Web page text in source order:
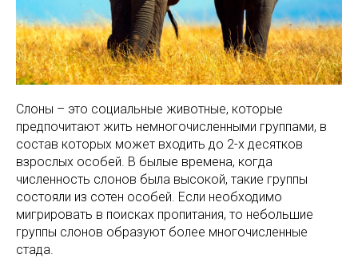
Слоны – это социальные животные, которые
предпочитают жить немногочисленными группами, в
состав которых может входить до 2-х десятков
взрослых особей. В былые времена, когда
численность слонов была высокой, такие группы
состояли из сотен особей. Если необходимо
мигрировать в поисках пропитания, то небольшие
группы слонов образуют более многочисленные
стада.